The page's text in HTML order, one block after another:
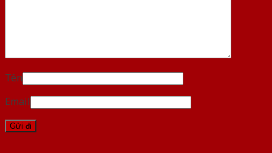
Tên
Email